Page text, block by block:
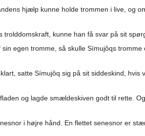
hjælp kunne holde trommen i live, og
kunne han få svar på sit
egen tromme, så skulle Símujôqs
satte Símujôq sig på sit siddeskind,
og lagde smældeskiven godt til rette.
i højre hånd. En flettet senesnor er